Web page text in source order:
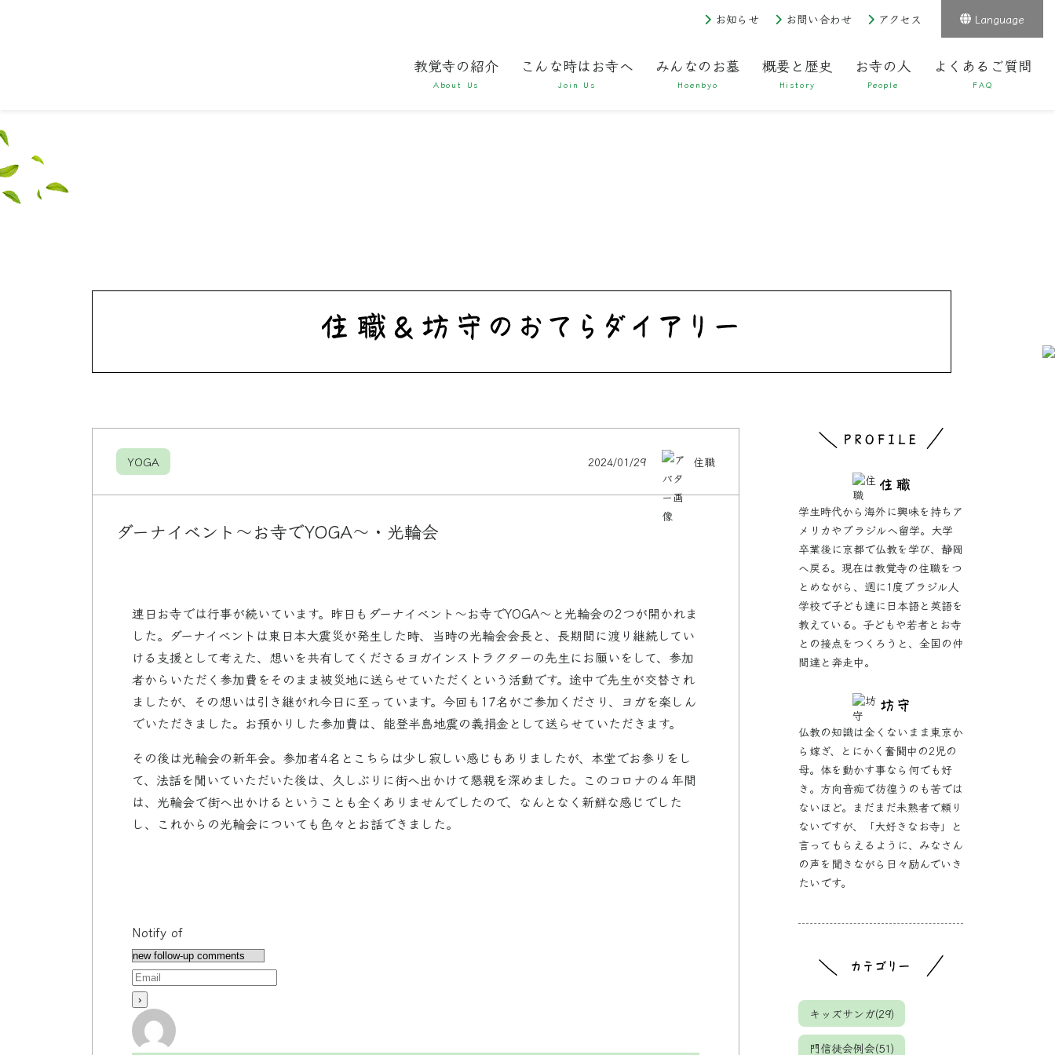
教覚寺の紹介
About Us
こんな時はお寺へ
Join Us
みんなのお墓
Hoenbyo
概要と歴史
History
お寺の人
People
よくあるご質問
FAQ
お知らせ お問い合わせ アクセス Language
YOGA 2024/01/29 住職
ダーナイベント〜お寺でYOGA〜・光輪会
連日お寺では行事が続いています。昨日もダーナイベント〜お寺でYOGA〜と光輪会の2つが開かれま
した。ダーナイベントは東日本大震災が発生した時、当時の光輪会会長と、長期間に渡り継続してい
ける支援として考えた、想いを共有してくださるヨガインストラクターの先生にお願いをして、参加
者からいただく参加費をそのまま被災地に送らせていただくという活動です。途中で先生が交替され
ましたが、その想いは引き継がれ今日に至っています。今回も17名がご参加くださり、ヨガを楽しん
でいただきました。お預かりした参加費は、能登半島地震の義捐金として送らせていただきます。
その後は光輪会の新年会。参加者4名とこちらは少し寂しい感じもありましたが、本堂でお参りをし
て、法話を聞いていただいた後は、久しぶりに街へ出かけて懇親を深めました。このコロナの４年間
は、光輪会で街へ出かけるということも全くありませんでしたので、なんとなく新鮮な感じでした
し、これからの光輪会についても色々とお話できました。
Notify of
学生時代から海外に興味を持ちア
メリカやブラジルへ留学。大学
卒業後に京都で仏教を学び、静岡
へ戻る。現在は教覚寺の住職をつ
とめながら、週に1度ブラジル人
学校で子ども達に日本語と英語を
教えている。子どもや若者とお寺
との接点をつくろうと、全国の仲
間達と奔走中。
仏教の知識は全くないまま東京か
ら嫁ぎ、とにかく奮闘中の2児の
母。体を動かす事なら何でも好
き。方向音痴で彷徨うのも苦では
ないほど。まだまだ未熟者で頼り
ないですが、「大好きなお寺」と
言ってもらえるように、みなさん
の声を聞きながら日々励んでいき
たいです。
キッズサンガ(29)
門信徒会例会(51)